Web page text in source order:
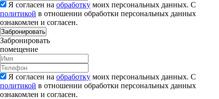
Я согласен на обработку моих персональных данных. С
политикой в отношении обработки персональных данных
ознакомлен и согласен.
Забронировать
Забронировать
помещение
Я согласен на обработку моих персональных данных. С
политикой в отношении обработки персональных данных
ознакомлен и согласен.